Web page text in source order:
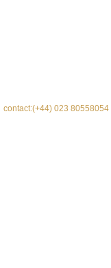
contact:(+44) 023 80558054 |